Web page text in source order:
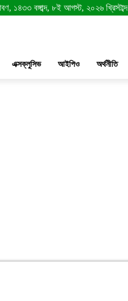
১৪৩৩ বঙ্গাব্দ, ৮ই আগস্ট, ২০২৬ খ্রিস্টাব্দ
এক্সক্লুসিভ আইপিও অর্থনীতি